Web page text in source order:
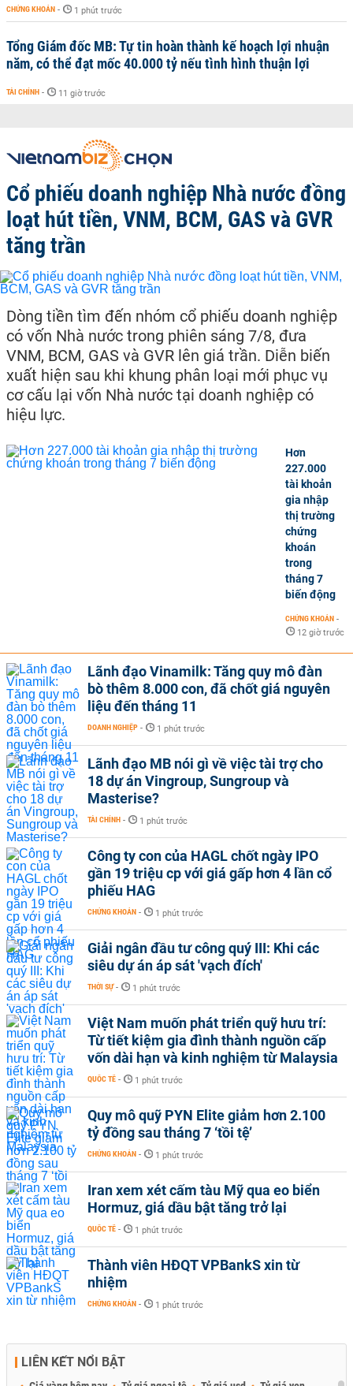
CHỨNG KHOÁN - 1 phút trước
Tổng Giám đốc MB: Tự tin hoàn thành kế hoạch lợi nhuận
năm, có thể đạt mốc 40.000 tỷ nếu tình hình thuận lợi
TÀI CHÍNH - 11 giờ trước
Cổ phiếu doanh nghiệp Nhà nước đồng
loạt hút tiền, VNM, BCM, GAS và GVR
tăng trần
Dòng tiền tìm đến nhóm cổ phiếu doanh nghiệp
có vốn Nhà nước trong phiên sáng 7/8, đưa
VNM, BCM, GAS và GVR lên giá trần. Diễn biến
xuất hiện sau khi khung phân loại mới phục vụ
cơ cấu lại vốn Nhà nước tại doanh nghiệp có
hiệu lực.
Hơn
227.000
tài khoản
gia nhập
thị trường
chứng
khoán
trong
tháng 7
biến động
CHỨNG KHOÁN -
12 giờ trước
Lãnh đạo Vinamilk: Tăng quy mô đàn
bò thêm 8.000 con, đã chốt giá nguyên
liệu đến tháng 11
DOANH NGHIỆP - 1 phút trước
Lãnh đạo MB nói gì về việc tài trợ cho
18 dự án Vingroup, Sungroup và
Masterise?
TÀI CHÍNH - 1 phút trước
Công ty con của HAGL chốt ngày IPO
gần 19 triệu cp với giá gấp hơn 4 lần cổ
phiếu HAG
CHỨNG KHOÁN - 1 phút trước
Giải ngân đầu tư công quý III: Khi các
siêu dự án áp sát 'vạch đích'
THỜI SỰ - 1 phút trước
Việt Nam muốn phát triển quỹ hưu trí:
Từ tiết kiệm gia đình thành nguồn cấp
vốn dài hạn và kinh nghiệm từ Malaysia
QUỐC TẾ - 1 phút trước
Quy mô quỹ PYN Elite giảm hơn 2.100
tỷ đồng sau tháng 7 ‘tồi tệ’
CHỨNG KHOÁN - 1 phút trước
Iran xem xét cấm tàu Mỹ qua eo biển
Hormuz, giá dầu bật tăng trở lại
QUỐC TẾ - 1 phút trước
Thành viên HĐQT VPBankS xin từ
nhiệm
CHỨNG KHOÁN - 1 phút trước
LIÊN KẾT NỔI BẬT